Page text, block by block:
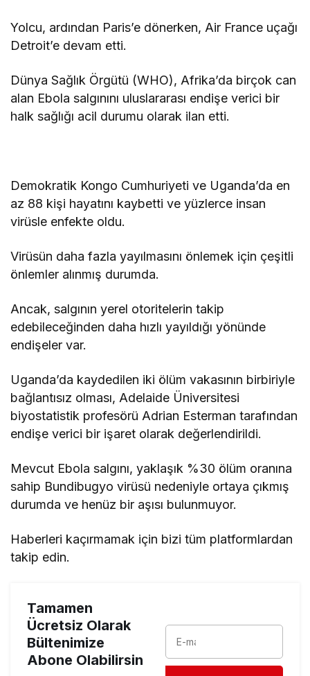
Yolcu, ardından Paris’e dönerken, Air France uçağı
Detroit’e devam etti.
Dünya Sağlık Örgütü (WHO), Afrika’da birçok can
alan Ebola salgınını uluslararası endişe verici bir
halk sağlığı acil durumu olarak ilan etti.
Demokratik Kongo Cumhuriyeti ve Uganda’da en
az 88 kişi hayatını kaybetti ve yüzlerce insan
virüsle enfekte oldu.
Virüsün daha fazla yayılmasını önlemek için çeşitli
önlemler alınmış durumda.
Ancak, salgının yerel otoritelerin takip
edebileceğinden daha hızlı yayıldığı yönünde
endişeler var.
Uganda’da kaydedilen iki ölüm vakasının birbiriyle
bağlantısız olması, Adelaide Üniversitesi
biyostatistik profesörü Adrian Esterman tarafından
endişe verici bir işaret olarak değerlendirildi.
Mevcut Ebola salgını, yaklaşık %30 ölüm oranına
sahip Bundibugyo virüsü nedeniyle ortaya çıkmış
durumda ve henüz bir aşısı bulunmuyor.
Haberleri kaçırmamak için bizi tüm platformlardan
takip edin.
Tamamen
Ücretsiz Olarak
Bültenimize
Abone Olabilirsin